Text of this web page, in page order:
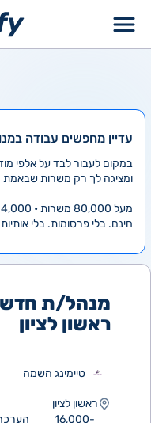
עדיין מחפשים עבודה
ומציגה לך רק משרות שבאמת
מעל 80,000 משרות • 4,000 חדשות ביום
חינם. בלי פרסומות. בלי
מנהל/ת
ראשון לציון
טיימינג השמה
ראשון לציון
16,000-